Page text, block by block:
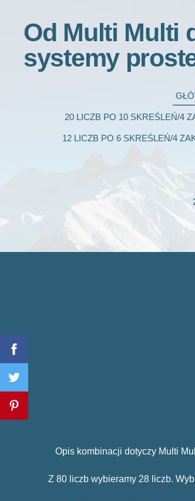
Od Multi Multi
systemy
20 LICZB PO 10 SKREŚLEŃ/4
12 LICZB PO 6 SKREŚLEŃ/4
Opis kombinacji dotyczy Multi
Z 80 liczb wybieramy 28 liczb.